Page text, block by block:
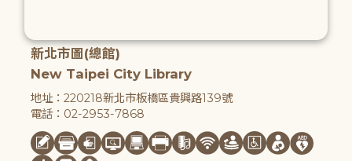
新北市圖(總館)
New Taipei City Library
地址：220218新北市板橋區貴興路139號
電話：02-2953-7868